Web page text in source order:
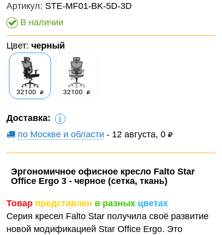
Артикул: STE-MF01-BK-5D-3D
В наличии
Цвет:черный
32100 32100
Доставка: i
по Москве и области - 12 августа, 0
Эргономичное офисное кресло Falto Star
Office Ergo 3 - черное (сетка, ткань)
Товар представлен в разных цветах
Серия кресел Falto Star получила своё развитие
новой модификацией Star Office Ergo. Это